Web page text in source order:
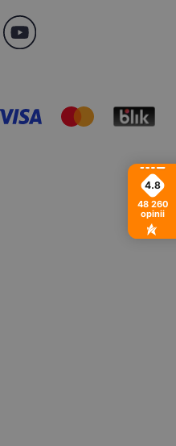
4.8
48 260
opinii